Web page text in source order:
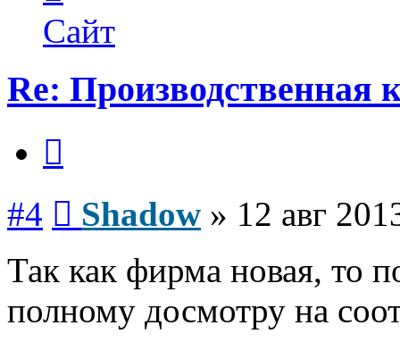
Shadow
Сайт
Re:
#4 Shadow » 12 авг
Так как фирма новая, то
полному досмотру на